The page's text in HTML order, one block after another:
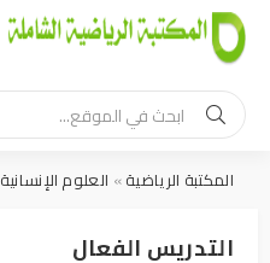
المكتبة الرياضية» العلوم الإنسانية
التدريس الفعال